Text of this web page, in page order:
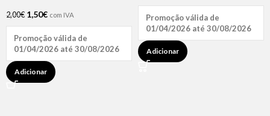
2,00€ 1,50€ com IVA
Promoção válida de
01/04/2026 até 30/08/2026
Adicionar
Promoção válida de
01/04/2026 até 30/08/2026
Adicionar